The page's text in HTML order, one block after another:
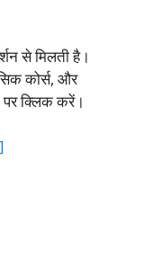
से मिलती है।
कोर्स, और
पर क्लिक करें।